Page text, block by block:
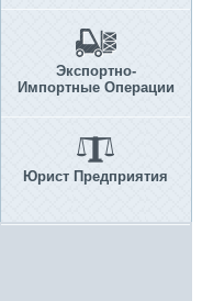
Экспортно-
Импортные Операции
Юрист Предприятия